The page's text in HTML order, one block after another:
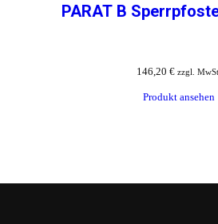
PARAT B
146,20 € zzgl. MwSt.
Produkt ansehen